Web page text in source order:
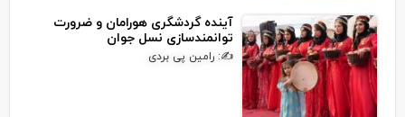
آینده گردشگری هورامان و ضرورت
توانمندسازی نسل جوان
✍: رامین پی بردی